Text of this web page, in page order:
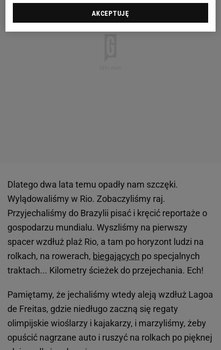
Dlatego dwa lata temu opadły nam szczęki.
Wylądowaliśmy w Rio. Zobaczyliśmy raj.
Przyjechaliśmy do Brazylii pisać i kręcić reportaże o
gospodarzu mundialu. Wyszliśmy na pierwszy
spacer wzdłuż plaż Rio, a tam po horyzont ludzi na
rolkach, na rowerach, biegających po specjalnych
traktach... Kilometry ścieżek do przejechania. Ech!
Pamiętamy, że jechaliśmy wtedy aleją wzdłuż Lagoa
de Freitas, gdzie niedługo zaczną się regaty
olimpijskie wioślarzy i kajakarzy, i marzyliśmy, żeby
opuścić nagrzane auto i ruszyć na rolkach po pięknej
AKCEPTUJĘ